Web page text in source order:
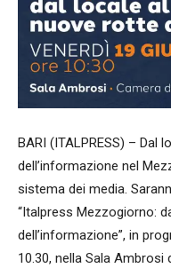
BARI (ITALPRESS) – Dal
dell’informazione nel
sistema dei media.
“Italpress Mezzogiorno:
dell’informazione”, in
10.30, nella Sala